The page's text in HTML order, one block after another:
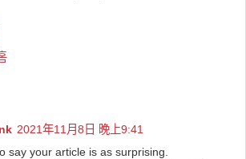
2021年11月8日 晚上9:41
say your article is as surprising.